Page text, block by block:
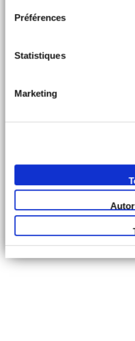
Vous pouvez retirer votre
Préférences
Statistiques
Marketing